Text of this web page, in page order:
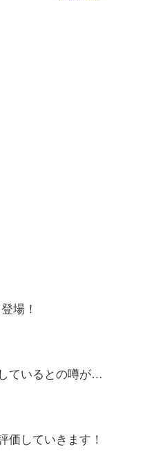
場！
ているとの噂が…
していきます！